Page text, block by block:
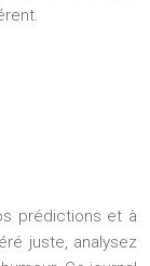
prédictions et à
juste, analysez